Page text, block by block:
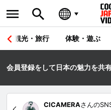
観光・旅行 体験・遊ぶ
会員登録をして日本の魅力を共
CICAMERAさんの